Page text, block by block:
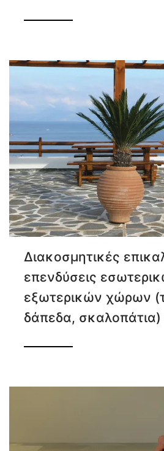
Διακοσμητικές
επενδύσεις
εξωτερικών χώρων
δάπεδα,